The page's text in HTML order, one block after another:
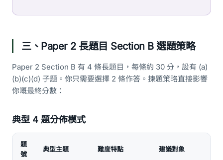
三、Paper 2 長題目 Section B 選題策略
Paper 2 Section B 有 4 條長題目，每條約 30 分，設有 (a)
(b)(c)(d) 子題。你只需要選擇 2 條作答。揀題策略直接影響
你嘅最終分數：
典型 4 題分佈模式
題
號
典型主題 難度特點 建議對象